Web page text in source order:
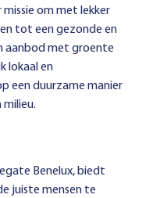
missie om met lekker
tot een gezonde en
aanbod met groente
lokaal en
een duurzame manier
milieu.
Benelux, biedt
juiste mensen te